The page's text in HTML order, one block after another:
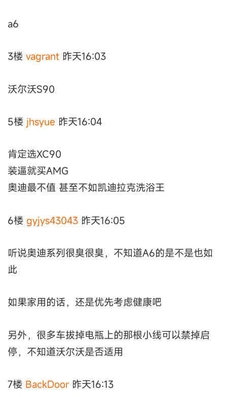
a6
3楼 vagrant 昨天16:03
沃尔沃S90
5楼 jhsyue 昨天16:04
肯定选XC90
装逼就买AMG
奥迪最不值 甚至不如凯迪拉克洗浴王
6楼 gyjys43043 昨天16:05
听说奥迪系列很臭很臭，不知道A6的是不是也如
此
如果家用的话，还是优先考虑健康吧
另外，很多车拔掉电瓶上的那根小线可以禁掉启
停，不知道沃尔沃是否适用
7楼 BackDoor 昨天16:13